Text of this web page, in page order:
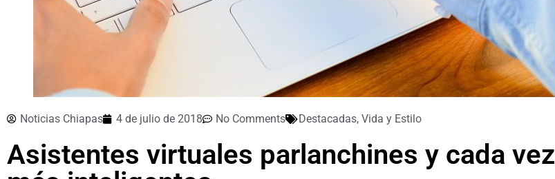
Noticias Chiapas 4 de julio de 2018 No Comments Destacadas, Vida y Estilo
Asistentes virtuales parlanchines y cada vez